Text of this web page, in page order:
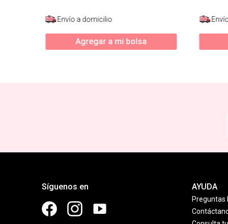
Envío a domicilio
Agregar a mi bolsa
Síguenos en AYUDA
Preguntas